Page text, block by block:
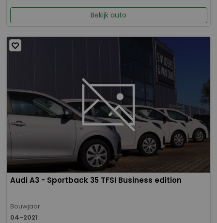
Bekijk auto
Audi A3 - Sportback 35 TFSI Business edition
Bouwjaar
04-2021